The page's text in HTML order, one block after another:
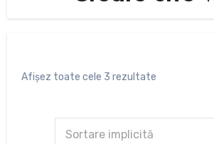
Afișez toate cele 3 rezultate